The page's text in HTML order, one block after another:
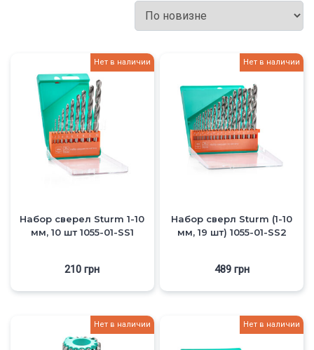
Нет в наличии
Набор сверел Sturm 1-10
мм, 10 шт 1055-01-SS1
210грн
Нет в наличии
Набор сверл Sturm (1-10
мм, 19 шт) 1055-01-SS2
489 грн
Нет в наличии Нет в наличии